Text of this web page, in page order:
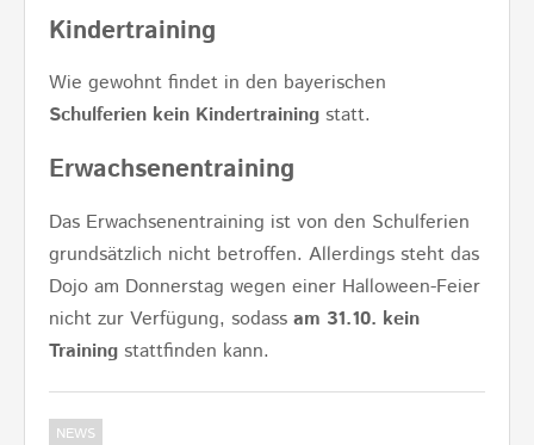
Kindertraining
Wie gewohnt findet in den bayerischen
Schulferien kein Kindertraining statt.
Erwachsenentraining
Das Erwachsenentraining ist von den Schulferien
grundsätzlich nicht betroffen. Allerdings steht das
Dojo am Donnerstag wegen einer Halloween-Feier
nicht zur Verfügung, sodass am 31.10. kein
Training stattfinden kann.
NEWS